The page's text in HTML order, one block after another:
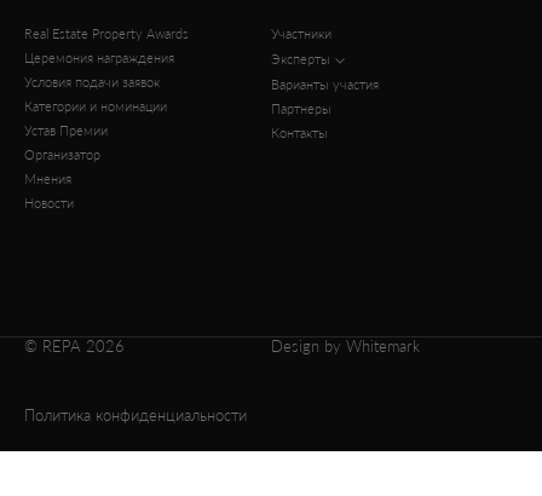
Real Estate Property Awards
Церемония награждения
Условия подачи заявок
Категории и номинации
Устав Премии
Организатор
Мнения
Новости
Участники
Эксперты
Варианты участия
Партнеры
Контакты
© REPA 2026
Политика конфиденциальности
Design by Whitemark